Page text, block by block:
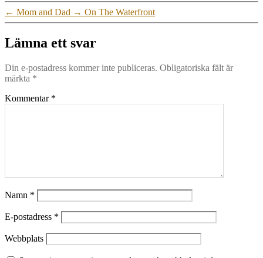
← Mom and Dad → On The Waterfront
Lämna ett svar
Din e-postadress kommer inte publiceras. Obligatoriska fält är
märkta *
Kommentar *
Namn *
E-postadress *
Webbplats